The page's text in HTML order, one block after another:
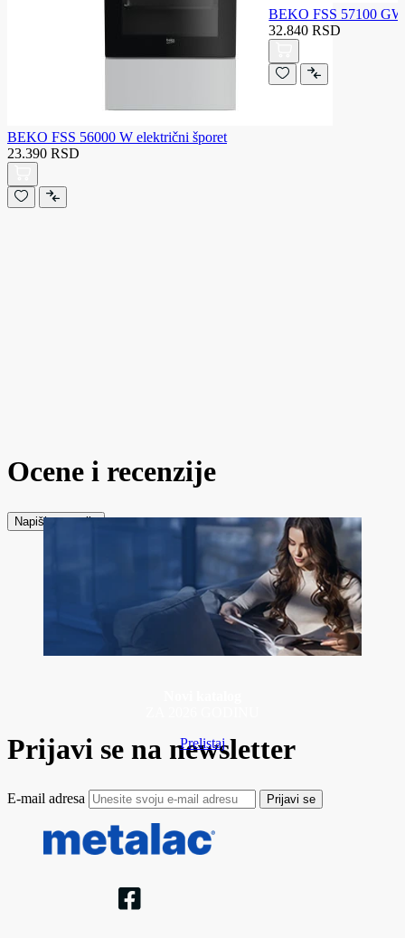
BEKO FSS 56000 W električni šporet
23.390 RSD
BEKO FSS 57100
32.840 RSD
Ocene i recenzije
Napiši recenziju
Prelistaj
Prijavi se na newsletter
E-mail adresa Prijavi se